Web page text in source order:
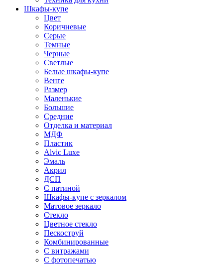
Шкафы-купе
Цвет
Коричневые
Серые
Темные
Черные
Светлые
Белые шкафы-купе
Венге
Размер
Маленькие
Большие
Средние
Отделка и материал
МДФ
Пластик
Alvic Luxe
Эмаль
Акрил
ДСП
С патиной
Шкафы-купе с зеркалом
Матовое зеркало
Стекло
Цветное стекло
Пескоструй
Комбинированные
С витражами
С фотопечатью